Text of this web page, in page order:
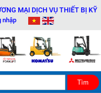
DỊCH VỤ THIẾT BỊ KỸ
nhập